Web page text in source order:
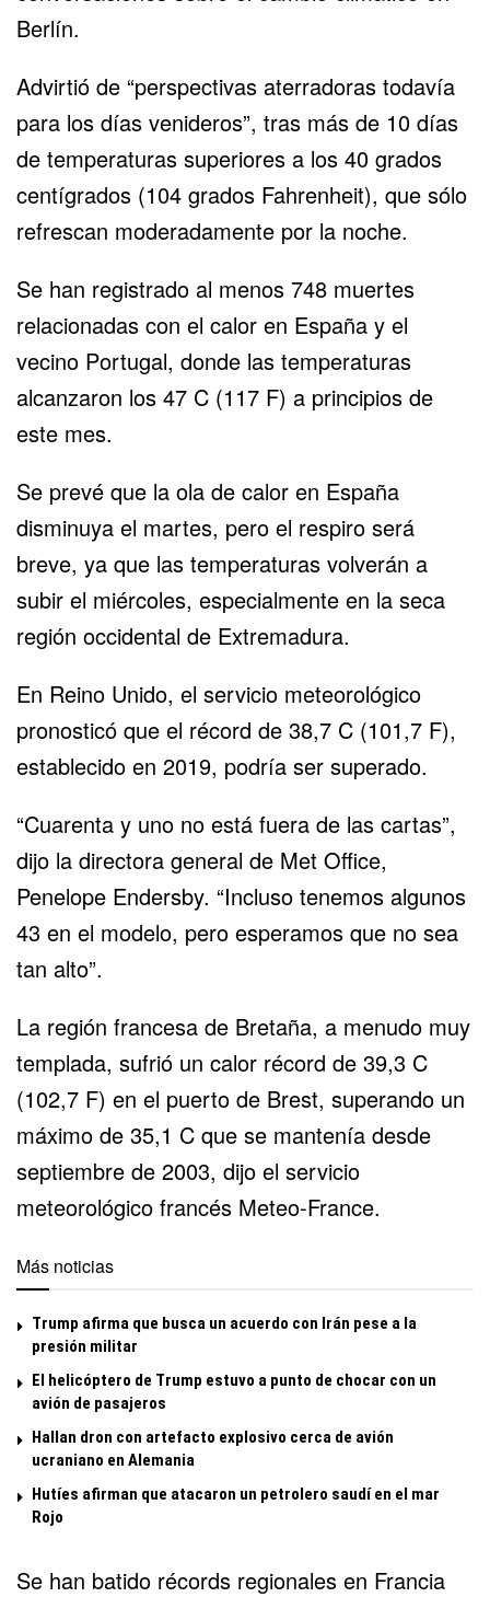
Berlín.
Advirtió de “perspectivas aterradoras todavía
para los días venideros”, tras más de 10 días
de temperaturas superiores a los 40 grados
centígrados (104 grados Fahrenheit), que sólo
refrescan moderadamente por la noche.
Se han registrado al menos 748 muertes
relacionadas con el calor en España y el
vecino Portugal, donde las temperaturas
alcanzaron los 47 C (117 F) a principios de
este mes.
Se prevé que la ola de calor en España
disminuya el martes, pero el respiro será
breve, ya que las temperaturas volverán a
subir el miércoles, especialmente en la seca
región occidental de Extremadura.
En Reino Unido, el servicio meteorológico
pronosticó que el récord de 38,7 C (101,7 F),
establecido en 2019, podría ser superado.
“Cuarenta y uno no está fuera de las cartas”,
dijo la directora general de Met Office,
Penelope Endersby. “Incluso tenemos algunos
43 en el modelo, pero esperamos que no sea
tan alto”.
La región francesa de Bretaña, a menudo muy
templada, sufrió un calor récord de 39,3 C
(102,7 F) en el puerto de Brest, superando un
máximo de 35,1 C que se mantenía desde
septiembre de 2003, dijo el servicio
meteorológico francés Meteo-France.
Más noticias
Trump afirma que busca un acuerdo con Irán pese a la
presión militar
El helicóptero de Trump estuvo a punto de chocar con un
avión de pasajeros
Hallan dron con artefacto explosivo cerca de avión
ucraniano en Alemania
Hutíes afirman que atacaron un petrolero saudí en el mar
Rojo
Se han batido récords regionales en Francia